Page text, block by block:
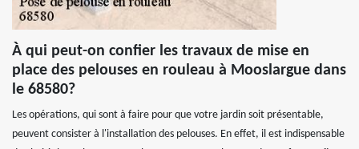
À qui peut-on confier les travaux de mise en
place des pelouses en rouleau à Mooslargue dans
le 68580?
Les opérations, qui sont à faire pour que votre jardin soit présentable,
peuvent consister à l'installation des pelouses. En effet, il est indispensable